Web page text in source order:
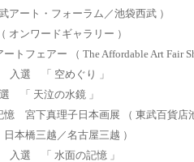
アート・フォーラム／池袋西武 ）
オンワードギャラリー ）
トフェアー （ The Affordable Art Fair
入選 「 空めぐり 」
「 天泣の水鏡 」
憶 宮下真理子日本画展 （ 東武百貨店
本橋三越／名古屋三越 ）
入選 「 水面の記憶 」